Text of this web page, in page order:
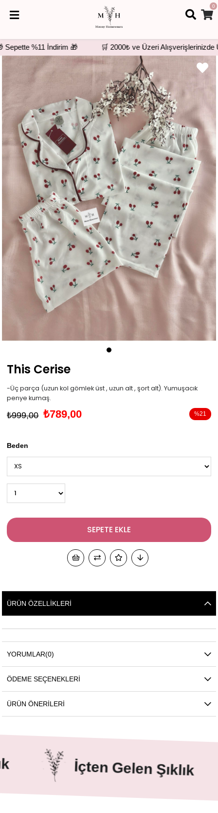
0
%11 İndirim 🎁 🛒 2000₺ ve Üzeri Alışverişlerinizde
This Cerise
-Üç parça (uzun kol gömlek üst , uzun alt , şort alt). Yumuşacık
penye kumaş.
₺999,00 ₺789,00 %21
Beden
ÜRÜN ÖZELLIKLERI
YORUMLAR(0)
ÖDEME SEÇENEKLERI
ÜRÜN ÖNERILERI
İçten Gelen Şıklık